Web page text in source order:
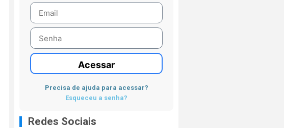
Acessar
Precisa de ajuda para acessar?
Esqueceu a senha?
Redes Sociais